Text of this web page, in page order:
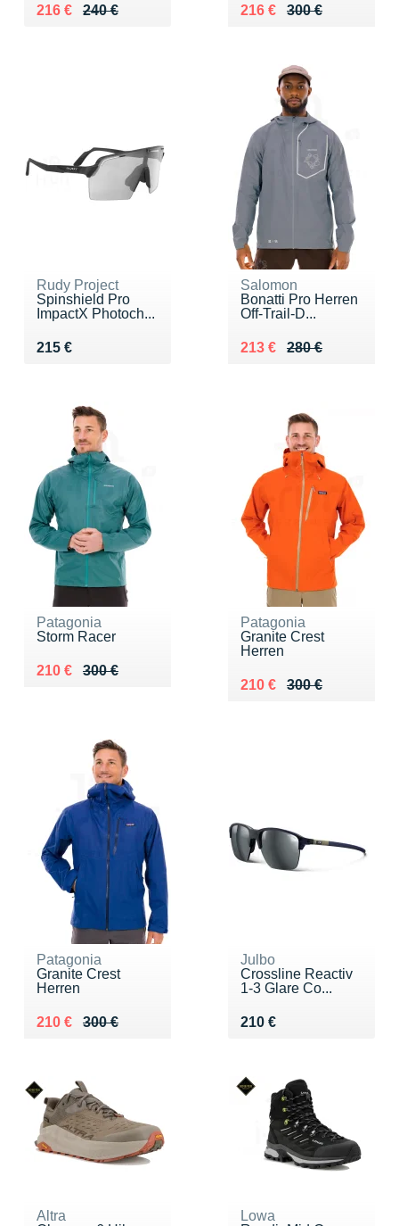
240 €
Au lieu de 240 €
216 €
Vendu 216 € 300 €
Au lieu de 300 €
216 €
Vendu 216 €
Rudy Project
Spinshield Pro
ImpactX Photoch...
215 €
Vendu 215 €
Salomon
Bonatti Pro Herren
Off-Trail-D...
280 €
Au lieu de 280 €
213 €
Vendu 213 €
Patagonia
Storm Racer
300 €
Au lieu de 300 €
210 €
Vendu 210 €
Patagonia
Granite Crest
Herren
300 €
Au lieu de 300 €
210 €
Vendu 210 €
Patagonia
Granite Crest
Herren
300 €
Au lieu de 300 €
210 €
Vendu 210 €
Julbo
Crossline Reactiv
1-3 Glare Co...
210 €
Vendu 210 €
Altra
Lowa